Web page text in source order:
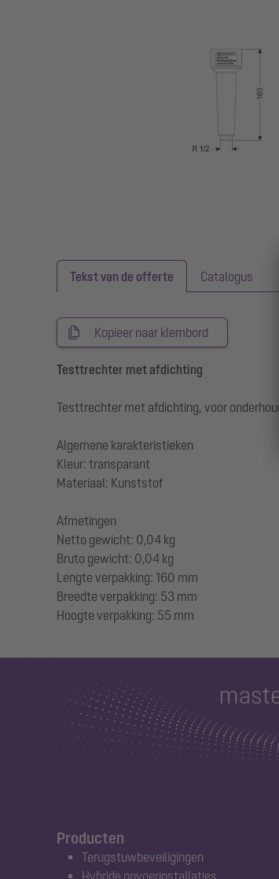
Tekst van de offerte Catalogus
Kopieer naar klembord
Testtrechter met afdichting
Testtrechter met afdichting, voor
Algemene karakteristieken
Kleur: transparant
Materiaal: Kunststof
Afmetingen
Netto gewicht: 0,04 kg
Bruto gewicht: 0,04 kg
Lengte verpakking: 160 mm
Breedte verpakking: 53 mm
Producten
Terugstuwbeveiligingen
Hybride opvoerinstallaties